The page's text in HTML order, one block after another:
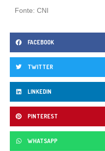
Fonte: CNI
FACEBOOK
TWITTER
LINKEDIN
PINTEREST
WHATSAPP